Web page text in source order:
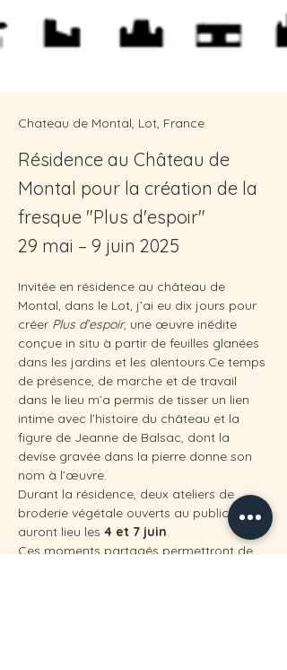
Chateau de Montal, Lot, France
Résidence au Château de
Montal pour la création de la
fresque "Plus d'espoir"
29 mai – 9 juin 2025
Invitée en résidence au château de
Montal, dans le Lot, j’ai eu dix jours pour
créer Plus d’espoir, une œuvre inédite
conçue in situ à partir de feuilles glanées
dans les jardins et les alentours.Ce temps
de présence, de marche et de travail
dans le lieu m’a permis de tisser un lien
intime avec l’histoire du château et la
figure de Jeanne de Balsac, dont la
devise gravée dans la pierre donne son
nom à l’œuvre.
Durant la résidence, deux ateliers de
broderie végétale ouverts au public
auront lieu les 4 et 7 juin.
Ces moments partagés permettront de